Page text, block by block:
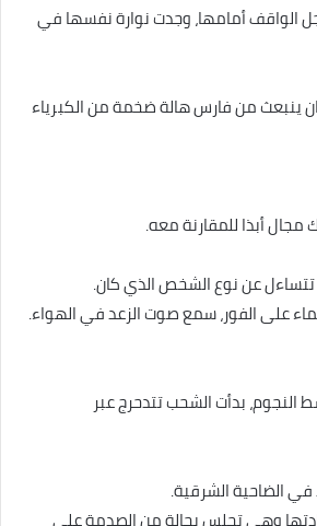
الواقف أمامها، وجدت نوارة نفسها في
ينبعث من فارس هالة ضخمة من الكبرياء
أبذا للمقارنة معه.
تتساءل عن نوع الشخص الذي كان.
على الفور، سمع صوت الزعد في الهواء.
بدأت الشحب تتدحرج عبر
الضاحية الشرقية.